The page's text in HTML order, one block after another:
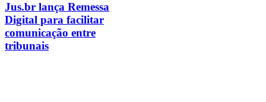
Jus.br lança Remessa
Digital para facilitar
comunicação entre
tribunais